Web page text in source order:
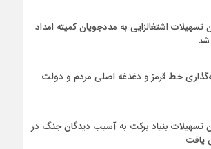
تسهیلات اشتغالزایی به مددجویان کمیته امداد
شد
خط قرمز و دغدغه اصلی مردم و دولت
تسهیلات بنیاد برکت به آسیب دیدگان جنگ در
یافت